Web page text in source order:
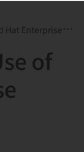
Advanced Platform for V...
of